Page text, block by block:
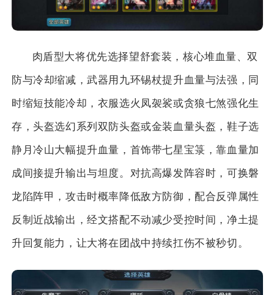
肉盾型大将优先选择望舒套装，核心堆血量、双
防与冷却缩减，武器用九环锡杖提升血量与法强，同
时缩短技能冷却，衣服选火凤袈裟或贪狼七煞强化生
存，头盔选幻系列双防头盔或金装血量头盔，鞋子选
静月冷山大幅提升血量，首饰带七星宝箓，靠血量加
成间接提升输出与坦度。对抗高爆发阵容时，可换磐
龙陷阵甲，攻击时概率降低敌方防御，配合反弹属性
反制近战输出，经文搭配不动减少受控时间，净土提
升回复能力，让大将在团战中持续扛伤不被秒切。